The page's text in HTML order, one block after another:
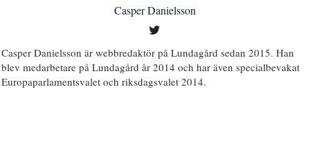
Casper Danielsson
Casper Danielsson är webbredaktör på Lundagård sedan 2015. Han
blev medarbetare på Lundagård år 2014 och har även specialbevakat
Europaparlamentsvalet och riksdagsvalet 2014.